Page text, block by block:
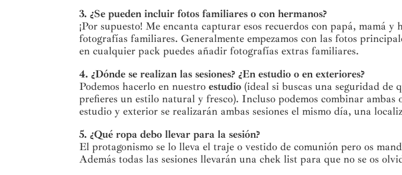
3. ¿Se pueden incluir fotos familiares o con hermanos?
¡Por supuesto! Me encanta capturar esos recuerdos con papá, mamá
fotografías familiares. Generalmente empezamos con las fotos
en cualquier pack puedes añadir fotografías extras familiares.
4. ¿Dónde se realizan las sesiones? ¿En estudio o en exteriores?
Podemos hacerlo en nuestroestudio (ideal si buscas una seguridad de
prefieres un estilo natural y fresco). Incluso podemos combinar
estudio y exterior se realizarán ambas sesiones el mismo día, una
5. ¿Qué ropa debo llevar para la sesión?
El protagonismo se lo lleva el traje o vestido de comunión pero os
Además todas las sesiones llevarán una chek list para que no se os